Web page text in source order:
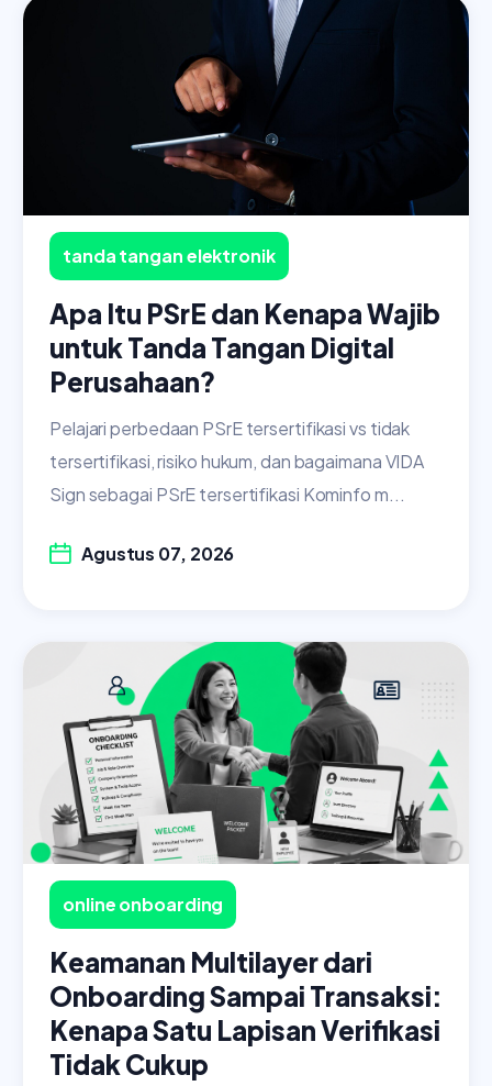
tanda tangan elektronik
Apa Itu PSrE dan Kenapa Wajib
untuk Tanda Tangan Digital
Perusahaan?
Pelajari perbedaan PSrE tersertifikasi vs tidak
tersertifikasi, risiko hukum, dan bagaimana VIDA
Sign sebagai PSrE tersertifikasi Kominfo m...
Agustus 07, 2026
online onboarding
Keamanan Multilayer dari
Onboarding Sampai Transaksi:
Kenapa Satu Lapisan Verifikasi
Tidak Cukup